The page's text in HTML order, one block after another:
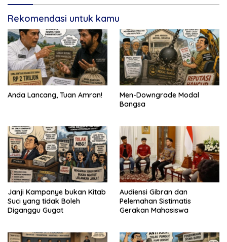
Rekomendasi untuk kamu
Anda Lancang, Tuan Amran!
Men-Downgrade Modal
Bangsa
Janji Kampanye bukan Kitab
Suci yang tidak Boleh
Diganggu Gugat
Audiensi Gibran dan
Pelemahan Sistimatis
Gerakan Mahasiswa